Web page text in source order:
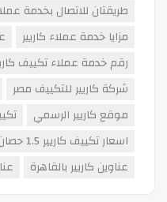
طريقتان للاتصال بخدمة
مزايا خدمة عملاء كاريير
رقم خدمة عملاء تكييف
شركة كاريير للتكييف مصر
موقع كاريير الرسمي
اسعار تكييف كاريير 1.5 حصان
عناوين كاريير بالقاهرة